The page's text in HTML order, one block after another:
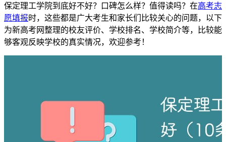
保定理工学院到底好不好？口碑怎么样？值得读吗？在高考志
愿填报时，这些都是广大考生和家长们比较关心的问题，以下
为新高考网整理的校友评价、学校排名、学校简介等，比较能
够客观反映学校的真实情况，欢迎参考！